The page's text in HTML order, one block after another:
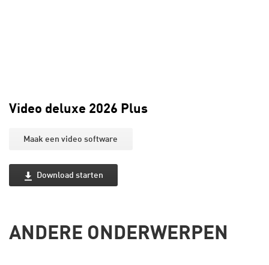
Video deluxe 2026 Plus
Maak een video software
Download starten
ANDERE ONDERWERPEN